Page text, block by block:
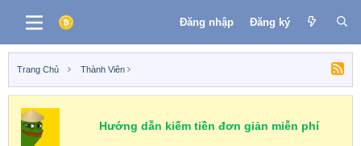
Đăng nhập Đăng ký
Trang Chủ Thành Viên
Hướng dẫn kiếm tiền đơn giản miễn phí